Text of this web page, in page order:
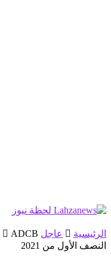
الرئيسية عاجل
النصف الأول من 2021